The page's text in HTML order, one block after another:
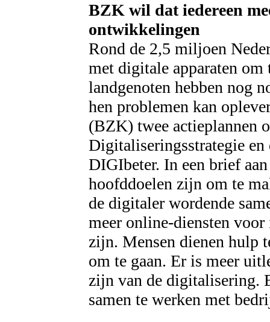
BZK wil dat iedereen
ontwikkelingen
Rond de 2,5 miljoen
met digitale apparaten
landgenoten hebben nog
hen problemen kan
(BZK) twee actieplannen
Digitaliseringsstrategie
DIGIbeter. In een brief
hoofddoelen zijn om te
de digitaler wordende
meer online-diensten
zijn. Mensen dienen hulp
om te gaan. Er is meer
zijn van de digitalisering.
samen te werken met